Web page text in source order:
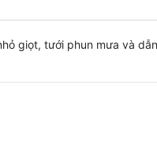
giọt, tưới phun mưa và